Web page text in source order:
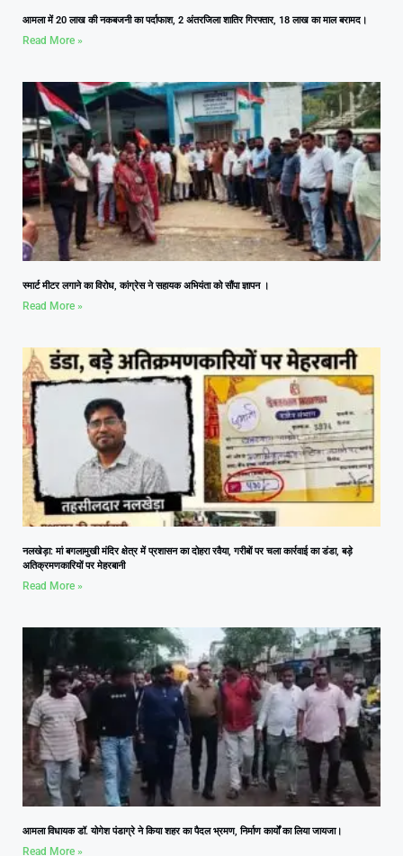
आमला में 20 लाख की नकबजनी का पर्दाफाश, 2 अंतरजिला शातिर गिरफ्तार, 18 लाख का माल बरामद।
Read More »
स्मार्ट मीटर लगाने का विरोध, कांग्रेस ने सहायक अभियंता को सौंपा ज्ञापन ।
Read More »
नलखेड़ा: मां बगलामुखी मंदिर क्षेत्र में प्रशासन का दोहरा रवैया, गरीबों पर चला कार्रवाई का डंडा, बड़े
अतिक्रमणकारियों पर मेहरबानी
Read More »
आमला विधायक डॉ. योगेश पंडाग्रे ने किया शहर का पैदल भ्रमण, निर्माण कार्यों का लिया जायजा।
Read More »